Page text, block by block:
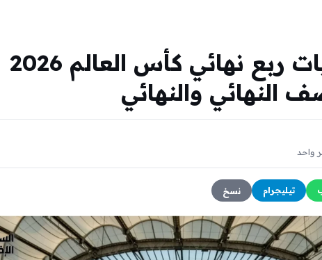
مواعيد مباريات ربع نهائي كأس العالم 2026
النهائي والنهائي
تيليجرام نسخ